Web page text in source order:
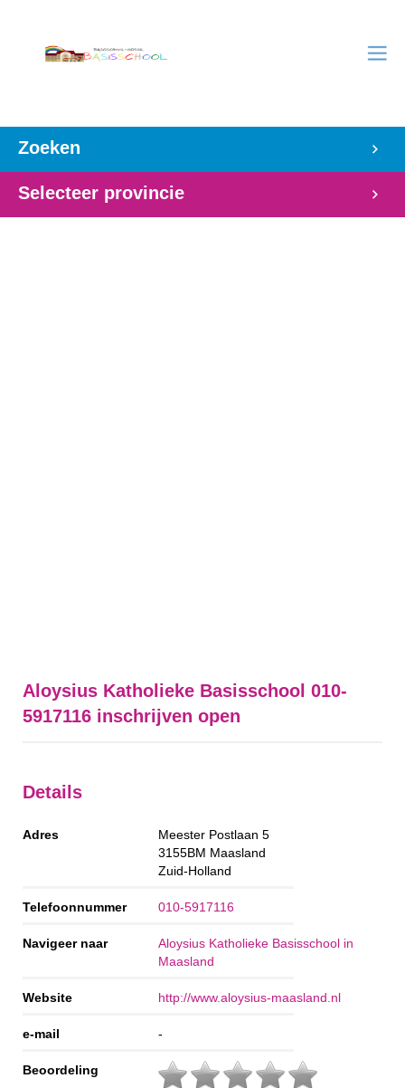
Zoeken
Selecteer provincie
Aloysius Katholieke Basisschool 010-
5917116 inschrijven open
Details
Adres
Meester Postlaan 5
3155BM Maasland
Zuid-Holland
Telefoonnummer 010-5917116
Navigeer naar
Aloysius Katholieke Basisschool in
Maasland
Website http://www.aloysius-maasland.nl
e-mail -
Beoordeling